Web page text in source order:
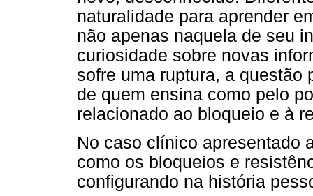
naturalidade para aprender
não apenas naquela de seu
curiosidade sobre novas
sofre uma ruptura, a questão
de quem ensina como pelo
relacionado ao bloqueio e à
No caso clínico apresentado
como os bloqueios e
configurando na história